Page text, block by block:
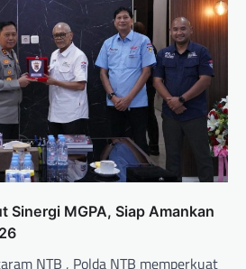
Sinergi MGPA, Siap Amankan
NTB , Polda NTB memperkuat